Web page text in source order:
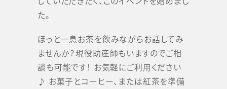
た。
ほっと一息お茶を飲みながらお話してみ
ませんか？現役助産師もいますのでご相
談も可能です！ お気軽にご利用ください
♪ お菓子とコーヒー、または紅茶を準備